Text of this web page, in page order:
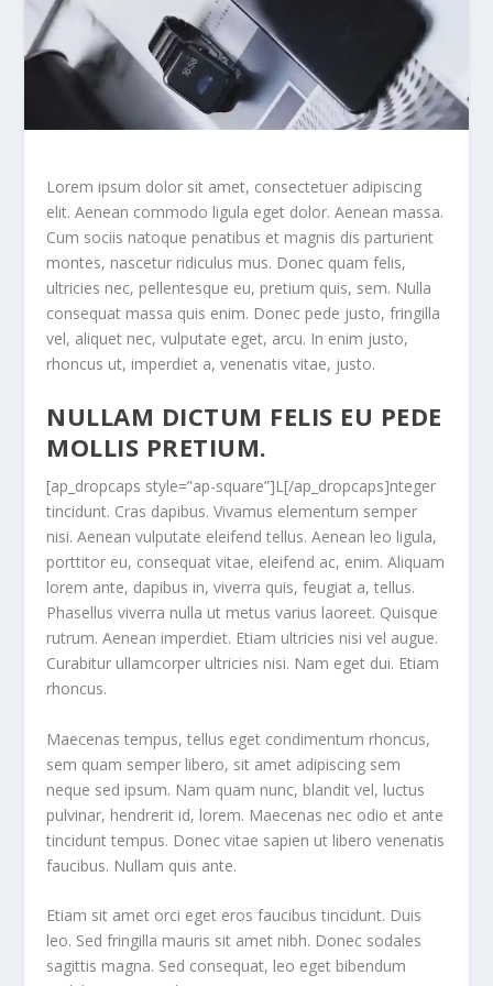
Lorem ipsum dolor sit amet, consectetuer adipiscing
elit. Aenean commodo ligula eget dolor. Aenean massa.
Cum sociis natoque penatibus et magnis dis parturient
montes, nascetur ridiculus mus. Donec quam felis,
ultricies nec, pellentesque eu, pretium quis, sem. Nulla
consequat massa quis enim. Donec pede justo, fringilla
vel, aliquet nec, vulputate eget, arcu. In enim justo,
rhoncus ut, imperdiet a, venenatis vitae, justo.
NULLAM DICTUM FELIS EU PEDE
MOLLIS PRETIUM.
[ap_dropcaps style=”ap-square”]L[/ap_dropcaps]nteger
tincidunt. Cras dapibus. Vivamus elementum semper
nisi. Aenean vulputate eleifend tellus. Aenean leo ligula,
porttitor eu, consequat vitae, eleifend ac, enim. Aliquam
lorem ante, dapibus in, viverra quis, feugiat a, tellus.
Phasellus viverra nulla ut metus varius laoreet. Quisque
rutrum. Aenean imperdiet. Etiam ultricies nisi vel augue.
Curabitur ullamcorper ultricies nisi. Nam eget dui. Etiam
rhoncus.
Maecenas tempus, tellus eget condimentum rhoncus,
sem quam semper libero, sit amet adipiscing sem
neque sed ipsum. Nam quam nunc, blandit vel, luctus
pulvinar, hendrerit id, lorem. Maecenas nec odio et ante
tincidunt tempus. Donec vitae sapien ut libero venenatis
faucibus. Nullam quis ante.
Etiam sit amet orci eget eros faucibus tincidunt. Duis
leo. Sed fringilla mauris sit amet nibh. Donec sodales
sagittis magna. Sed consequat, leo eget bibendum